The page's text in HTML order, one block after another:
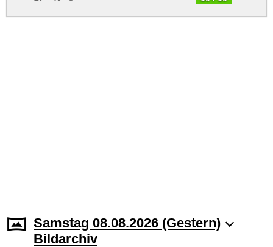
Samstag 08.08.2026 (Gestern)
Bildarchiv